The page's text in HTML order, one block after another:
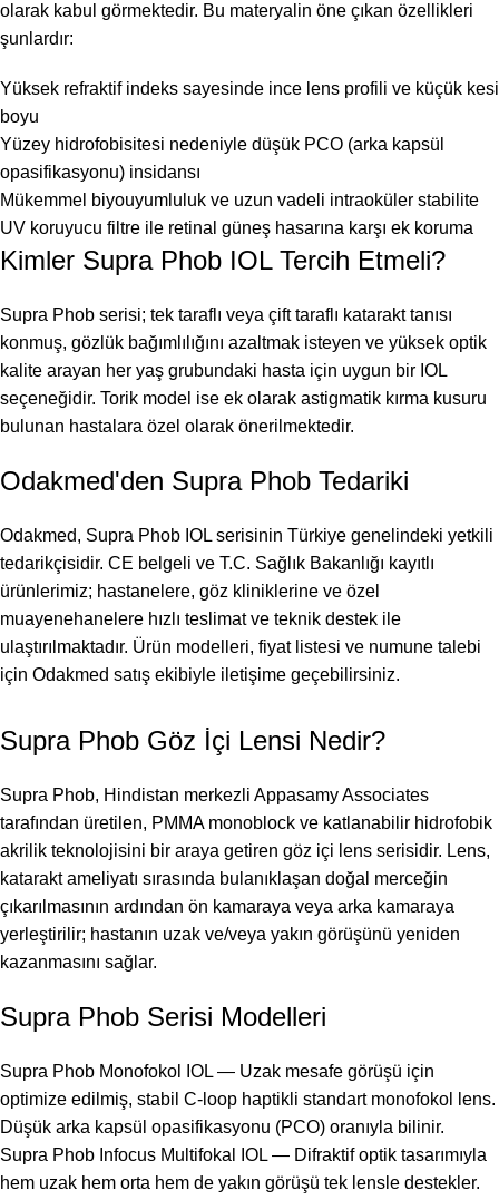
olarak kabul görmektedir. Bu materyalin öne çıkan özellikleri
şunlardır:
Yüksek refraktif indeks sayesinde ince lens profili ve küçük kesi
boyu
Yüzey hidrofobisitesi nedeniyle düşük PCO (arka kapsül
opasifikasyonu) insidansı
Mükemmel biyouyumluluk ve uzun vadeli intraoküler stabilite
UV koruyucu filtre ile retinal güneş hasarına karşı ek koruma
Kimler Supra Phob IOL Tercih Etmeli?
Supra Phob serisi; tek taraflı veya çift taraflı katarakt tanısı
konmuş, gözlük bağımlılığını azaltmak isteyen ve yüksek optik
kalite arayan her yaş grubundaki hasta için uygun bir IOL
seçeneğidir. Torik model ise ek olarak astigmatik kırma kusuru
bulunan hastalara özel olarak önerilmektedir.
Odakmed'den Supra Phob Tedariki
Odakmed, Supra Phob IOL serisinin Türkiye genelindeki yetkili
tedarikçisidir. CE belgeli ve T.C. Sağlık Bakanlığı kayıtlı
ürünlerimiz; hastanelere, göz kliniklerine ve özel
muayenehanelere hızlı teslimat ve teknik destek ile
ulaştırılmaktadır. Ürün modelleri, fiyat listesi ve numune talebi
için Odakmed satış ekibiyle iletişime geçebilirsiniz.
Supra Phob Göz İçi Lensi Nedir?
Supra Phob, Hindistan merkezli Appasamy Associates
tarafından üretilen, PMMA monoblock ve katlanabilir hidrofobik
akrilik teknolojisini bir araya getiren göz içi lens serisidir. Lens,
katarakt ameliyatı sırasında bulanıklaşan doğal merceğin
çıkarılmasının ardından ön kamaraya veya arka kamaraya
yerleştirilir; hastanın uzak ve/veya yakın görüşünü yeniden
kazanmasını sağlar.
Supra Phob Serisi Modelleri
Supra Phob Monofokol IOL — Uzak mesafe görüşü için
optimize edilmiş, stabil C-loop haptikli standart monofokol lens.
Düşük arka kapsül opasifikasyonu (PCO) oranıyla bilinir.
Supra Phob Infocus Multifokal IOL — Difraktif optik tasarımıyla
hem uzak hem orta hem de yakın görüşü tek lensle destekler.